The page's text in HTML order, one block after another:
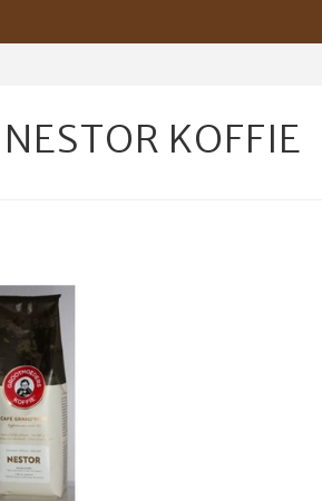
KOFFIE